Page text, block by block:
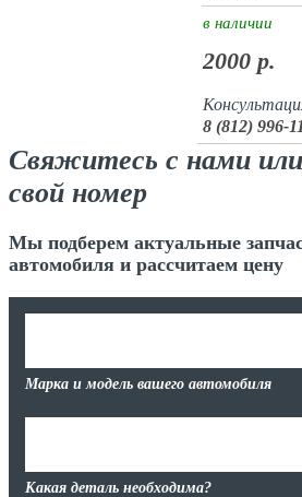
в наличии
2000 р.
8 (812) 996-
Свяжитесь с нами
свой номер
Мы подберем актуальные
автомобиля и рассчитаем цену
Марка и модель вашего автомобиля
Какая деталь необходима?